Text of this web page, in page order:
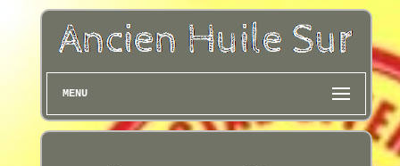
MENU